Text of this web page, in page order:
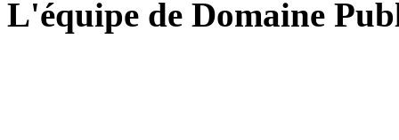
L'équipe de Domaine